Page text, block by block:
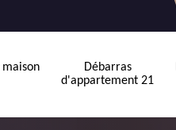
maison
Débarras
d'appartement 21